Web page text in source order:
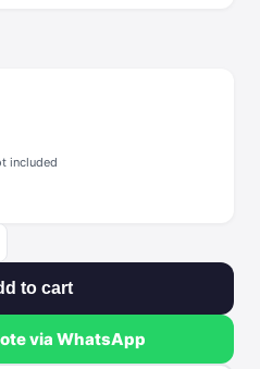
included
to cart
via WhatsApp